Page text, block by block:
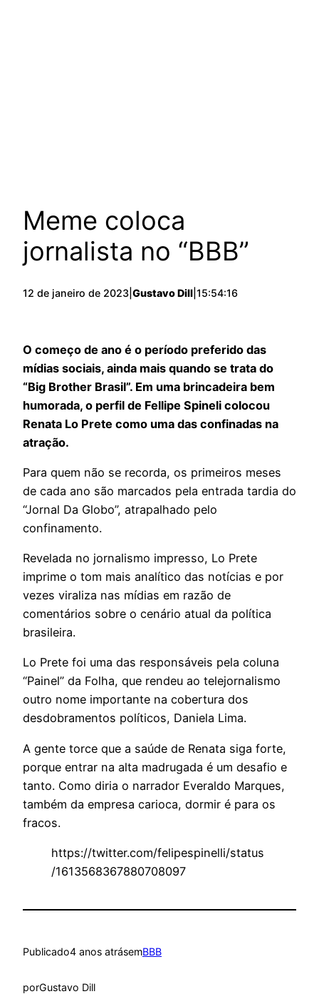
Meme coloca
jornalista no “BBB”
12 de janeiro de 2023 Gustavo Dill 15:54:16
O começo de ano é o período preferido das
mídias sociais, ainda mais quando se trata do
“Big Brother Brasil”. Em uma brincadeira bem
humorada, o perfil de Fellipe Spineli colocou
Renata Lo Prete como uma das confinadas na
atração.
Para quem não se recorda, os primeiros meses
de cada ano são marcados pela entrada tardia do
“Jornal Da Globo”, atrapalhado pelo
confinamento.
Revelada no jornalismo impresso, Lo Prete
imprime o tom mais analítico das notícias e por
vezes viraliza nas mídias em razão de
comentários sobre o cenário atual da política
brasileira.
Lo Prete foi uma das responsáveis pela coluna
“Painel” da Folha, que rendeu ao telejornalismo
outro nome importante na cobertura dos
desdobramentos políticos, Daniela Lima.
A gente torce que a saúde de Renata siga forte,
porque entrar na alta madrugada é um desafio e
tanto. Como diria o narrador Everaldo Marques,
também da empresa carioca, dormir é para os
fracos.
https://twitter.com/felipespinelli/status
/1613568367880708097
Publicado4 anos atrásemBBB
porGustavo Dill